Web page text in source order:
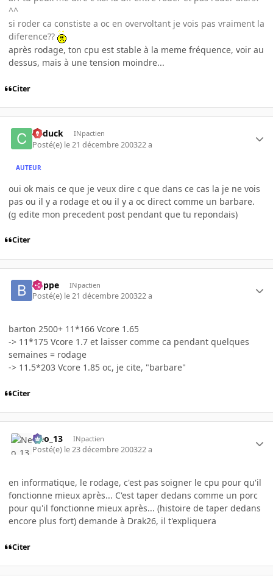
^^
si roder ca constiste a oc en overvoltant je vois pas vraiment la
diference??
après rodage, ton cpu est stable à la meme fréquence, voir au
dessus, mais à une tension moindre...
Citer
Cyduck INpactien
Posté(e) le 21 décembre 200322 a
AUTEUR
oui ok mais ce que je veux dire c que dans ce cas la je ne vois
pas ou il y a rodage et ou il y a oc direct comme un barbare.
(g edite mon precedent post pendant que tu repondais)
Citer
buppe INpactien
Posté(e) le 21 décembre 200322 a
barton 2500+ 11*166 Vcore 1.65
-> 11*175 Vcore 1.7 et laisser comme ca pendant quelques
semaines = rodage
-> 11.5*203 Vcore 1.85 oc, je cite, "barbare"
Citer
Neo_13 INpactien
Posté(e) le 23 décembre 200322 a
en informatique, le rodage, c'est pas soigner le cpu pour qu'il
fonctionne mieux après... C'est taper dedans comme un porc
pour qu'il fonctionne mieux après... (histoire de taper dedans
encore plus fort) demande à Drak26, il t'expliquera
Citer